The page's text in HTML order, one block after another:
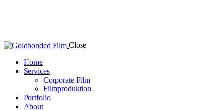
Close
Home
Services
Corporate Film
Filmproduktion
Portfolio
About